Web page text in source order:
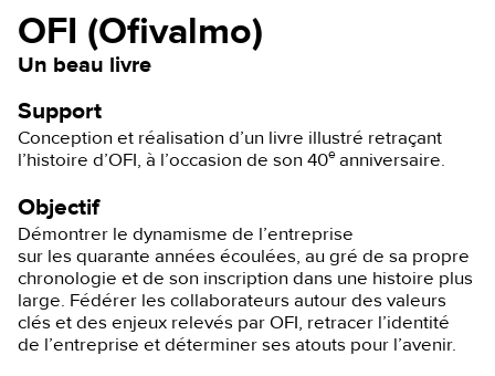
OFI (Ofivalmo)
Un beau livre
Support
Conception et réalisation d’un livre illustré retraçant
l’histoire d’OFI, à l’occasion de son 40eanniversaire.
Objectif
Démontrer le dynamisme de l’entreprise
sur les quarante années écoulées, au gré de sa propre
chronologie et de son inscription dans une histoire plus
large. Fédérer les collaborateurs autour des valeurs
clés et des enjeux relevés par OFI, retracer l’identité
de l’entreprise et déterminer ses atouts pour l’avenir.